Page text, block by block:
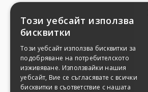
Този уебсайт използва
бисквитки
Този уебсайт използва бисквитки за
подобряване на потребителското
изживяване. Използвайки нашия
уебсайт, Вие се съгласявате с всички
бисквитки в съответствие с нашата